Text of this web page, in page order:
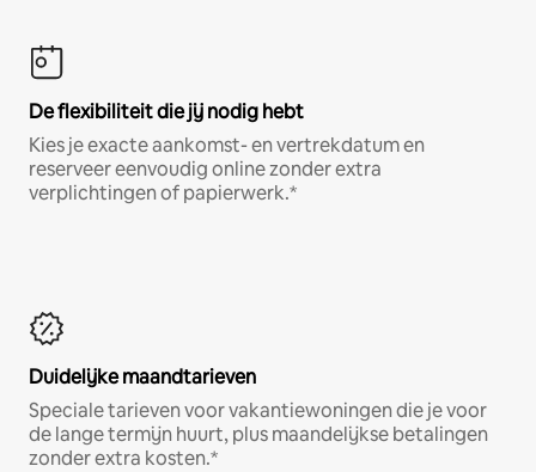
De flexibiliteit die jij nodig hebt
Kies je exacte aankomst- en vertrekdatum en
reserveer eenvoudig online zonder extra
verplichtingen of papierwerk.*
Duidelijke maandtarieven
Speciale tarieven voor vakantiewoningen die je voor
de lange termijn huurt, plus maandelijkse betalingen
zonder extra kosten.*